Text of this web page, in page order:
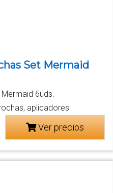
Set Mermaid
6uds.
aplicadores
Ver precios